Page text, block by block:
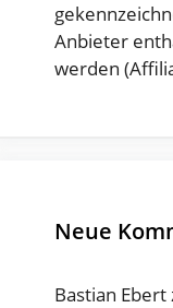
Anbieter
werden
Neue
Bastian Ebert